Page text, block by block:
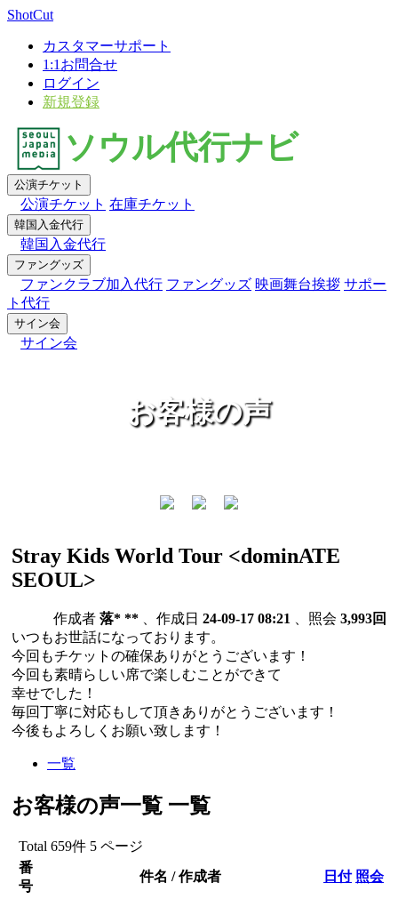
ShotCut
カスタマーサポート
1:1お問合せ
ログイン
新規登録
ソウル代行ナビ
公演チケット
公演チケット 在庫チケット
韓国入金代行
韓国入金代行
ファングッズ
ファンクラブ加入代行 ファングッズ 映画舞台挨拶 サポー
ト代行
サイン会
サイン会
お客様の声
Stray Kids World Tour <dominATE
SEOUL>
作成者 落* ** 、作成日 24-09-17 08:21 、照会 3,993回
いつもお世話になっております。
今回もチケットの確保ありがとうございます！
今回も素晴らしい席で楽しむことができて
幸せでした！
毎回丁寧に対応もして頂きありがとうございます！
今後もよろしくお願い致します！
一覧
お客様の声一覧 一覧
Total 659件 5 ページ
番
号
件名 / 作成者 日付 照会